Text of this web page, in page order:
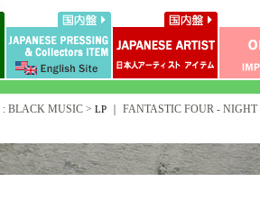
: BLACK MUSIC > LP
FANTASTIC FOUR - NIGHT